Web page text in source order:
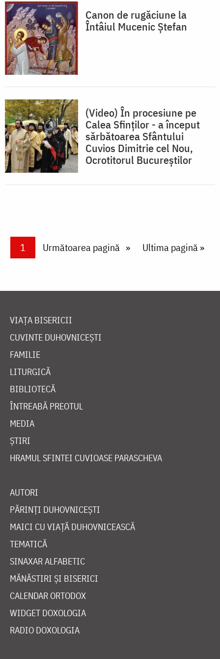
Canon de rugăciune la
Întâiul Mucenic Ștefan
(Video) În procesiune pe
Calea Sfinților - a început
sărbătoarea Sfântului
Cuvios Dimitrie cel Nou,
Ocrotitorul Bucureștilor
PaginareCurrent page
1 Next page
Următoarea pagină Last page
Ultima pagină »
VIAȚA BISERICII
CUVINTE DUHOVNICEȘTI
FAMILIE
LITURGICĂ
BIBLIOTECĂ
ÎNTREABĂ PREOTUL
MEDIA
ȘTIRI
HRAMUL SFINTEI CUVIOASE PARASCHEVA
AUTORI
PĂRINȚI DUHOVNICEȘTI
MAICI CU VIAȚĂ DUHOVNICEASCĂ
TEMATICĂ
SINAXAR ALFABETIC
MĂNĂSTIRI ȘI BISERICI
CALENDAR ORTODOX
WIDGET DOXOLOGIA
RADIO DOXOLOGIA